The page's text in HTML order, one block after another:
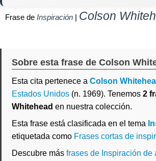
Frase de Inspiración | Colson
Sobre esta frase de Colson
Esta cita pertenece a Colson
Estados Unidos (n. 1969). Tenemos 2
Whitehead en nuestra colección.
Esta frase está clasificada en el tema
etiquetada como Frases cortas de
Descubre más frases de Inspiración de